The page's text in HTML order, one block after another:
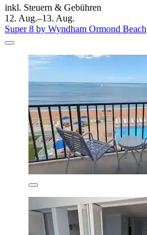
inkl. Steuern & Gebühren
12. Aug.–13. Aug.
Super 8 by Wyndham Ormond Beach